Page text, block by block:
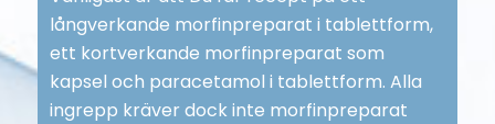
långverkande morfinpreparat i tablettform,
ett kortverkande morfinpreparat som
kapsel och paracetamol i tablettform. Alla
ingrepp kräver dock inte morfinpreparat